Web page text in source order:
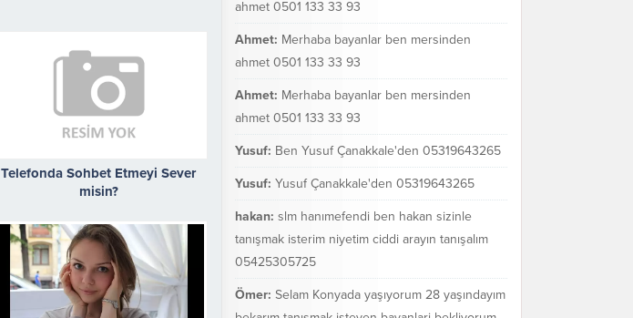
Telefonda Sohbet Etmeyi Sever
misin?
ahmet 0501 133 33 93
Ahmet: Merhaba bayanlar ben mersinden
ahmet 0501 133 33 93
Ahmet: Merhaba bayanlar ben mersinden
ahmet 0501 133 33 93
Yusuf: Ben Yusuf Çanakkale'den 05319643265
Yusuf: Yusuf Çanakkale'den 05319643265
hakan: slm hanımefendi ben hakan sizinle
tanışmak isterim niyetim ciddi arayın tanışalım
05425305725
Ömer: Selam Konyada yaşıyorum 28 yaşındayım